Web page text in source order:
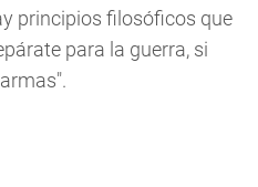
principios filosóficos que
para la guerra, si